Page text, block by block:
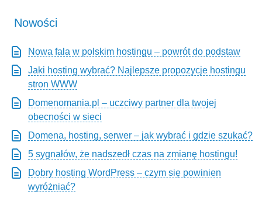
Nowości
Nowa fala w polskim hostingu – powrót do podstaw
Jaki hosting wybrać? Najlepsze propozycje hostingu
stron WWW
Domenomania.pl – uczciwy partner dla twojej
obecności w sieci
Domena, hosting, serwer – jak wybrać i gdzie szukać?
5 sygnałów, że nadszedł czas na zmianę hostingu!
Dobry hosting WordPress – czym się powinien
wyróżniać?